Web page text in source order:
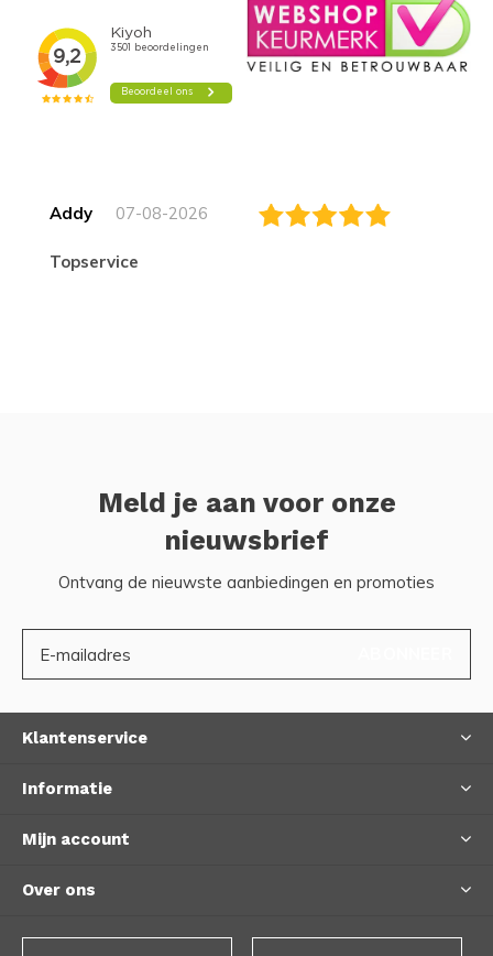
Addy 07-08-2026
topservice
Meld je aan voor onze
nieuwsbrief
Ontvang de nieuwste aanbiedingen en promoties
Klantenservice
Informatie
Mijn account
Over ons